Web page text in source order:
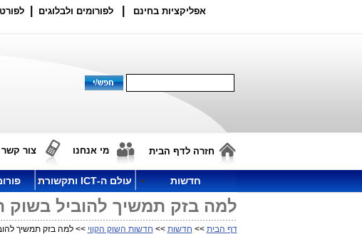
אפליקציות בחינם לפורומים ולבלוגים
חזרה לדף הבית מי אנחנו צור קשר
חדשות עולם ה-ICT ותקשורת
למה בזק תמשיך להוביל
דף הבית >> חדשות >> חדשות השוק הקווי >> למה בזק תמשיך